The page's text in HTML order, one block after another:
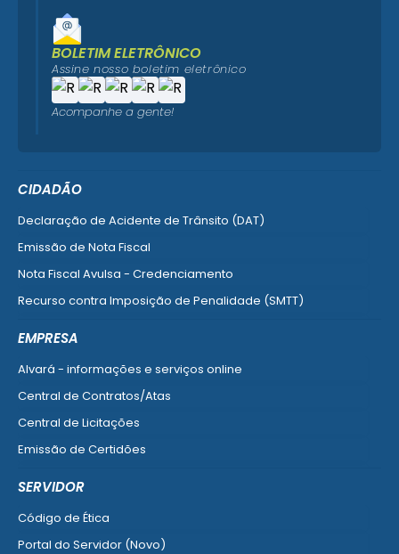
CIDADÃO
Declaração de Acidente de Trânsito (DAT)
Emissão de Nota Fiscal
Nota Fiscal Avulsa - Credenciamento
Recurso contra Imposição de Penalidade (SMTT)
EMPRESA
Alvará - informações e serviços online
Central de Contratos/Atas
Central de Licitações
Emissão de Certidões
SERVIDOR
Código de Ética
Portal do Servidor (Novo)
BOLETIM ELETRÔNICO
Assine nosso boletim eletrônico
Acompanhe a gente!